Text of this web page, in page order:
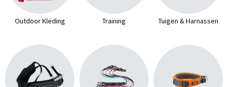
Outdoor Kleding Training Tuigen & Harnassen